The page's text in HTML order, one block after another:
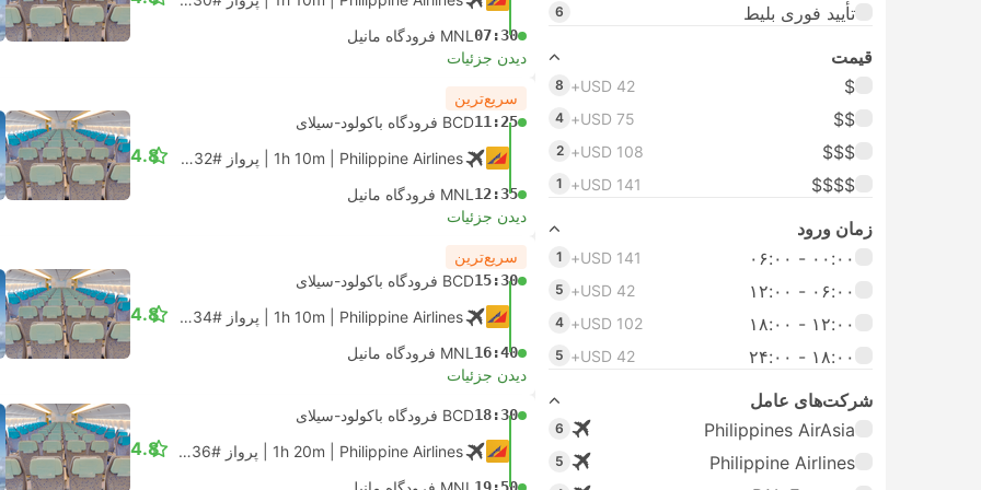
تأیید فوری بلیط 6
قیمت
$
USD 42+
8
$$
USD 75+
4
$$$
USD 108+
2
$$$$
USD 141+
1
زمان ورود
۰۰:۰۰ - ۰۶:۰۰
USD 141+
1
۰۶:۰۰ - ۱۲:۰۰ USD 42+
5
۱۲:۰۰ - ۱۸:۰۰ USD 102+
4
۱۸:۰۰ - ۲۴:۰۰ USD 42+
5
شرکت‌های عامل
Philippines AirAsia
6
Philippine Airlines
5
07:30 MNL فرودگاه مانیل
دیدن جزئیات
سریع‌ترین
11:25BCD فرودگاه باکولود-سیلای
1h 10m | Philippine Airlines پرواز #PR2132 |اقتصادی
12:35 MNL فرودگاه مانیل
4.8
دیدن جزئیات
سریع‌ترین
15:30BCD فرودگاه باکولود-سیلای
1h 10m | Philippine Airlines پرواز #PR2134 |اقتصادی
16:40 MNL فرودگاه مانیل
4.8
دیدن جزئیات
18:30BCD فرودگاه باکولود-سیلای
1h 20m | Philippine Airlines پرواز #PR2136 |اقتصادی4.8